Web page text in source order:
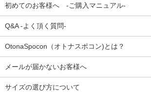
初めてのお客様へ -ご購入マニュアル-
Q&A -よく頂く質問-
OtonaSpocon（オトナスポコン)とは？
メールが届かないお客様へ
サイズの選び方について